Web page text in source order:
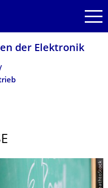
der Elektronik
© DeathtoStock